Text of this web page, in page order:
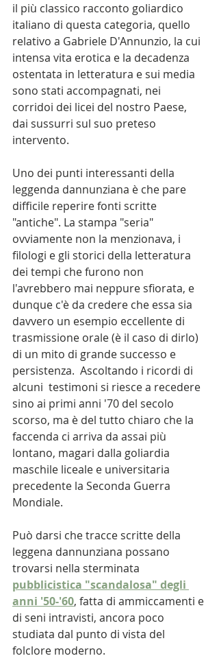
il più classico racconto goliardico
italiano di questa categoria, quello
relativo a Gabriele D'Annunzio, la cui
intensa vita erotica e la decadenza
ostentata in letteratura e sui media
sono stati accompagnati, nei
corridoi dei licei del nostro Paese,
dai sussurri sul suo preteso
intervento.
Uno dei punti interessanti della
leggenda dannunziana è che pare
difficile reperire fonti scritte
"antiche". La stampa "seria"
ovviamente non la menzionava, i
filologi e gli storici della letteratura
dei tempi che furono non
l'avrebbero mai neppure sfiorata, e
dunque c'è da credere che essa sia
davvero un esempio eccellente di
trasmissione orale (è il caso di dirlo)
di un mito di grande successo e
persistenza.  Ascoltando i ricordi di
alcuni  testimoni si riesce a recedere
sino ai primi anni '70 del secolo
scorso, ma è del tutto chiaro che la
faccenda ci arriva da assai più
lontano, magari dalla goliardia
maschile liceale e universitaria
precedente la Seconda Guerra
Mondiale.
Può darsi che tracce scritte della
leggena dannunziana possano
trovarsi nella sterminata
pubblicistica "scandalosa" degli
anni '50-'60, fatta di ammiccamenti e
di seni intravisti, ancora poco
studiata dal punto di vista del
folclore moderno.